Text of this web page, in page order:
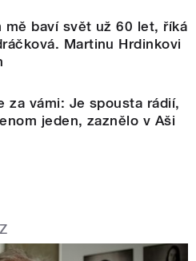
mě baví svět už 60 let, říká
Martinu Hrdinkovi
za vámi: Je spousta rádií,
jeden, zaznělo v Aši